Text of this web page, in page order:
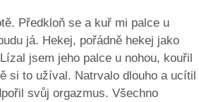
Předkloň se a kuř mi palce u
já. Hekej, pořádně hekej jako
jsem jeho palce u nohou, kouřil
si to užíval. Natrvalo dlouho a ucítil
svůj orgazmus. Všechno